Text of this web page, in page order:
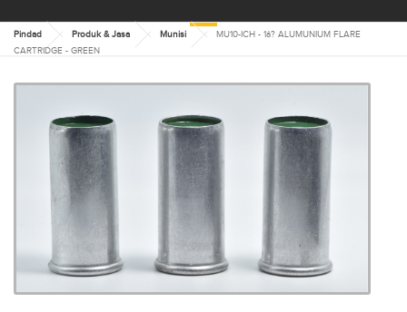
MU10-ICH - 1Â?
ALUMUNIUM FLARE
CARTRIDGE - GREEN
Pindad Produk & Jasa Munisi
MU10-ICH - 1â? ALUMUNIUM FLARE
CARTRIDGE - GREEN